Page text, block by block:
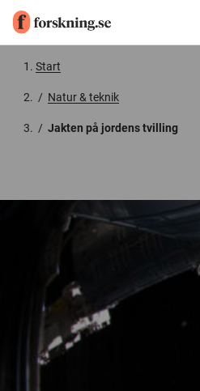
Start
/ Natur & teknik
/ Jakten på jordens tvilling